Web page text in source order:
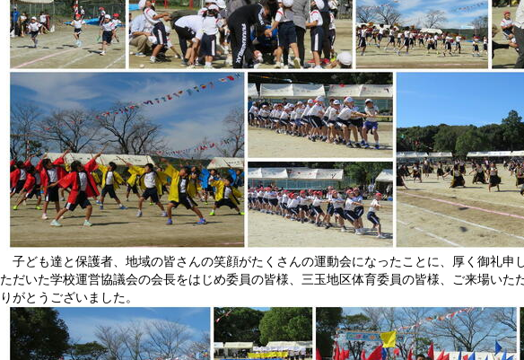
子ども達と保護者、地域の皆さんの笑顔がたくさんの運動会になったことに、厚く御礼申
ただいた学校運営協議会の会長をはじめ委員の皆様、三玉地区体育委員の皆様、ご来場いた
りがとうございました。